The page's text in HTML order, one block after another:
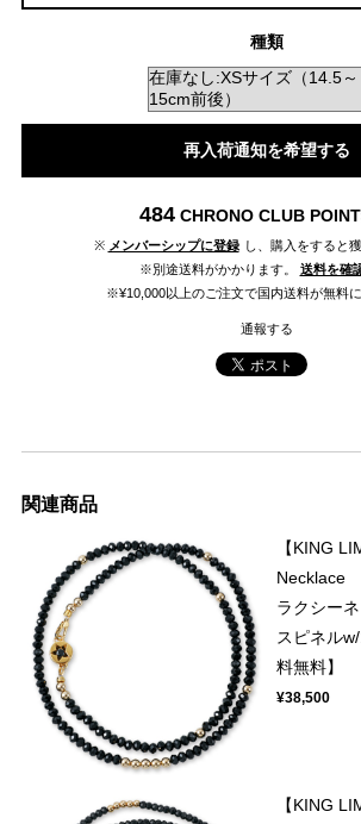
種類
再入荷通知を希望する
484 CHRONO CLUB POINT
※ メンバーシップに登録 し、購入をすると
※別途送料がかかります。
送料を確
※¥10,000以上のご注文で国内送料が無料に
通報する
関連商品
【KING
Necklace
ラクシー
スピネル
料無料】
¥38,500
【KING